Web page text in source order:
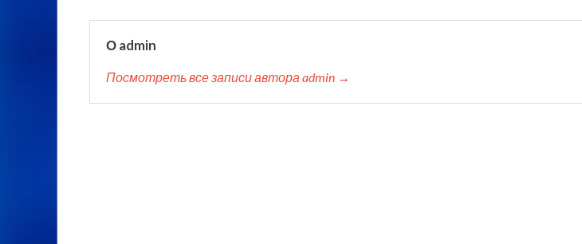
О admin
Посмотреть все записи автора admin →